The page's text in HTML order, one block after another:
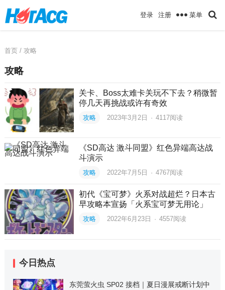
登录 注册 菜单
首页/ 攻略
攻略
关卡、Boss太难卡关玩不下去？稍微暂
停几天再挑战或许有奇效
攻略 2023年3月2日 · 4117阅读
《SD高达 激斗同盟》红色异端高达战
斗演示
攻略 2022年7月5日 · 4767阅读
初代《宝可梦》火系对战超烂？日本古
早攻略本宣扬「火系宝可梦无用论」
攻略 2022年6月23日 · 4557阅读
今日热点
东莞萤火虫 SP02 接档｜夏日漫展戒断计划中